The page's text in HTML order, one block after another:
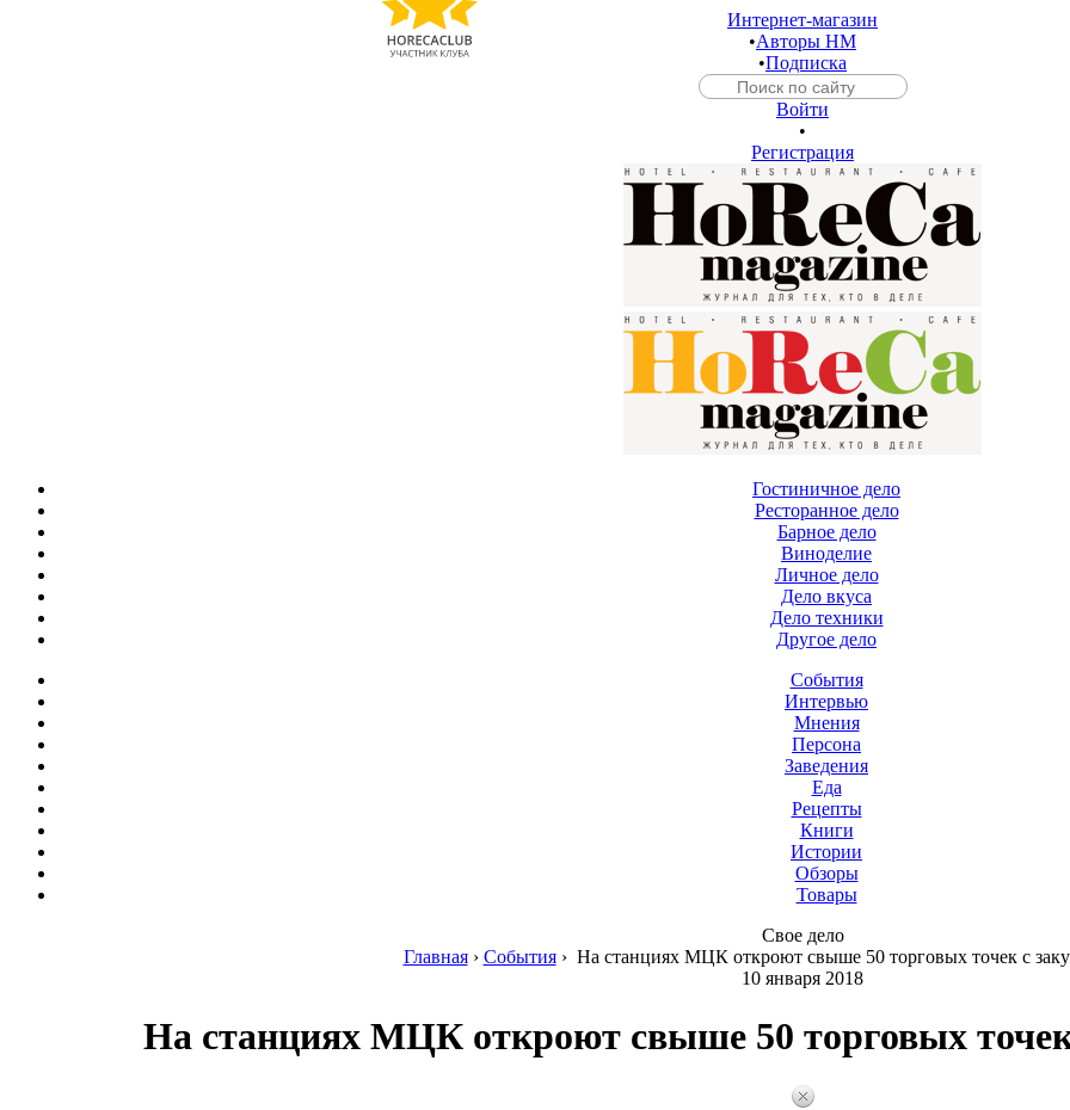
Интернет-магазин
•Авторы HM
•Подписка
Войти
•
Регистрация
Гостиничное дело
Ресторанное дело
Барное дело
Виноделие
Личное дело
Дело вкуса
Дело техники
Другое дело
События
Интервью
Мнения
Персона
Заведения
Еда
Рецепты
Книги
Истории
Обзоры
Товары
Свое дело
Главная› События› На станциях МЦК откроют свыше 50 торговых точек с
10 января 2018
На станциях МЦК откроют свыше 50 торговых